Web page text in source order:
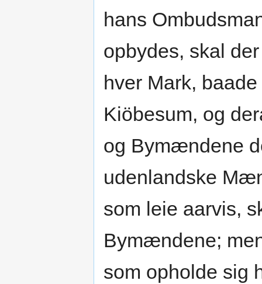
hans
opbydes, skal
hver Mark,
Kiöbesum, og
og Bymændene
udenlandske
som leie aarvis,
Bymændene;
som opholde sig